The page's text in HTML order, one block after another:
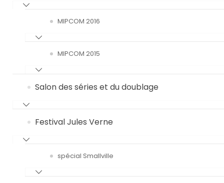
MIPCOM 2016
MIPCOM 2015
Salon des séries et du doublage
Festival Jules Verne
spécial Smallville